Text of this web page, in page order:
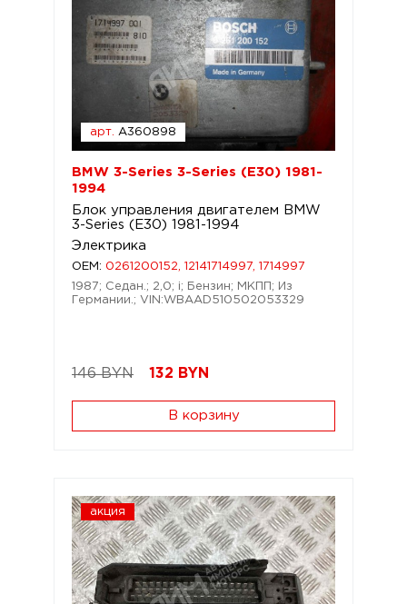
арт. A360898
BMW 3-Series 3-Series (E30) 1981-
1994
Блок управления двигателем BMW
3-Series (E30) 1981-1994
Электрика
OEM: 0261200152, 12141714997, 1714997
1987; Седан.; 2,0; i; Бензин; МКПП; Из
Германии.; VIN:WBAAD510502053329
146 BYN 132 BYN
В корзину
акция